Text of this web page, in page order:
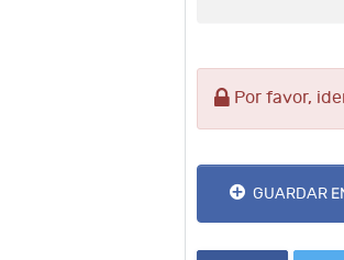
Por favor,
GUARDAR